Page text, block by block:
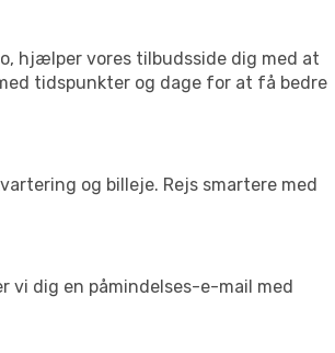
hjælper vores tilbudsside dig med at
tidspunkter og dage for at få bedre
og billeje. Rejs smartere med
vi dig en påmindelses-e-mail med